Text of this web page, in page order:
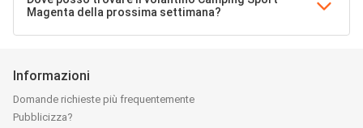
Magenta della prossima settimana?
Informazioni
Domande richieste più frequentemente
Pubblicizza?